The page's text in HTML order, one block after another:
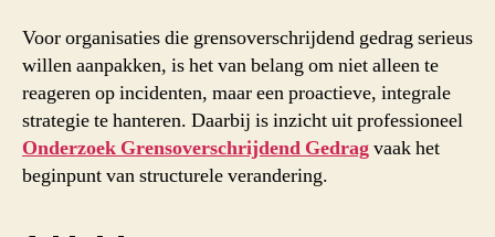
Voor organisaties die grensoverschrijdend gedrag serieus
willen aanpakken, is het van belang om niet alleen te
reageren op incidenten, maar een proactieve, integrale
strategie te hanteren. Daarbij is inzicht uit professioneel
Onderzoek Grensoverschrijdend Gedragvaak het
beginpunt van structurele verandering.